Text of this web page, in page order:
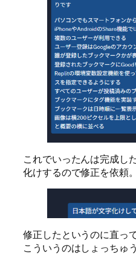
これでいったんは完成し
化けするので修正を依頼。
修正したというのに直っ
こういうのはしょっちゅ